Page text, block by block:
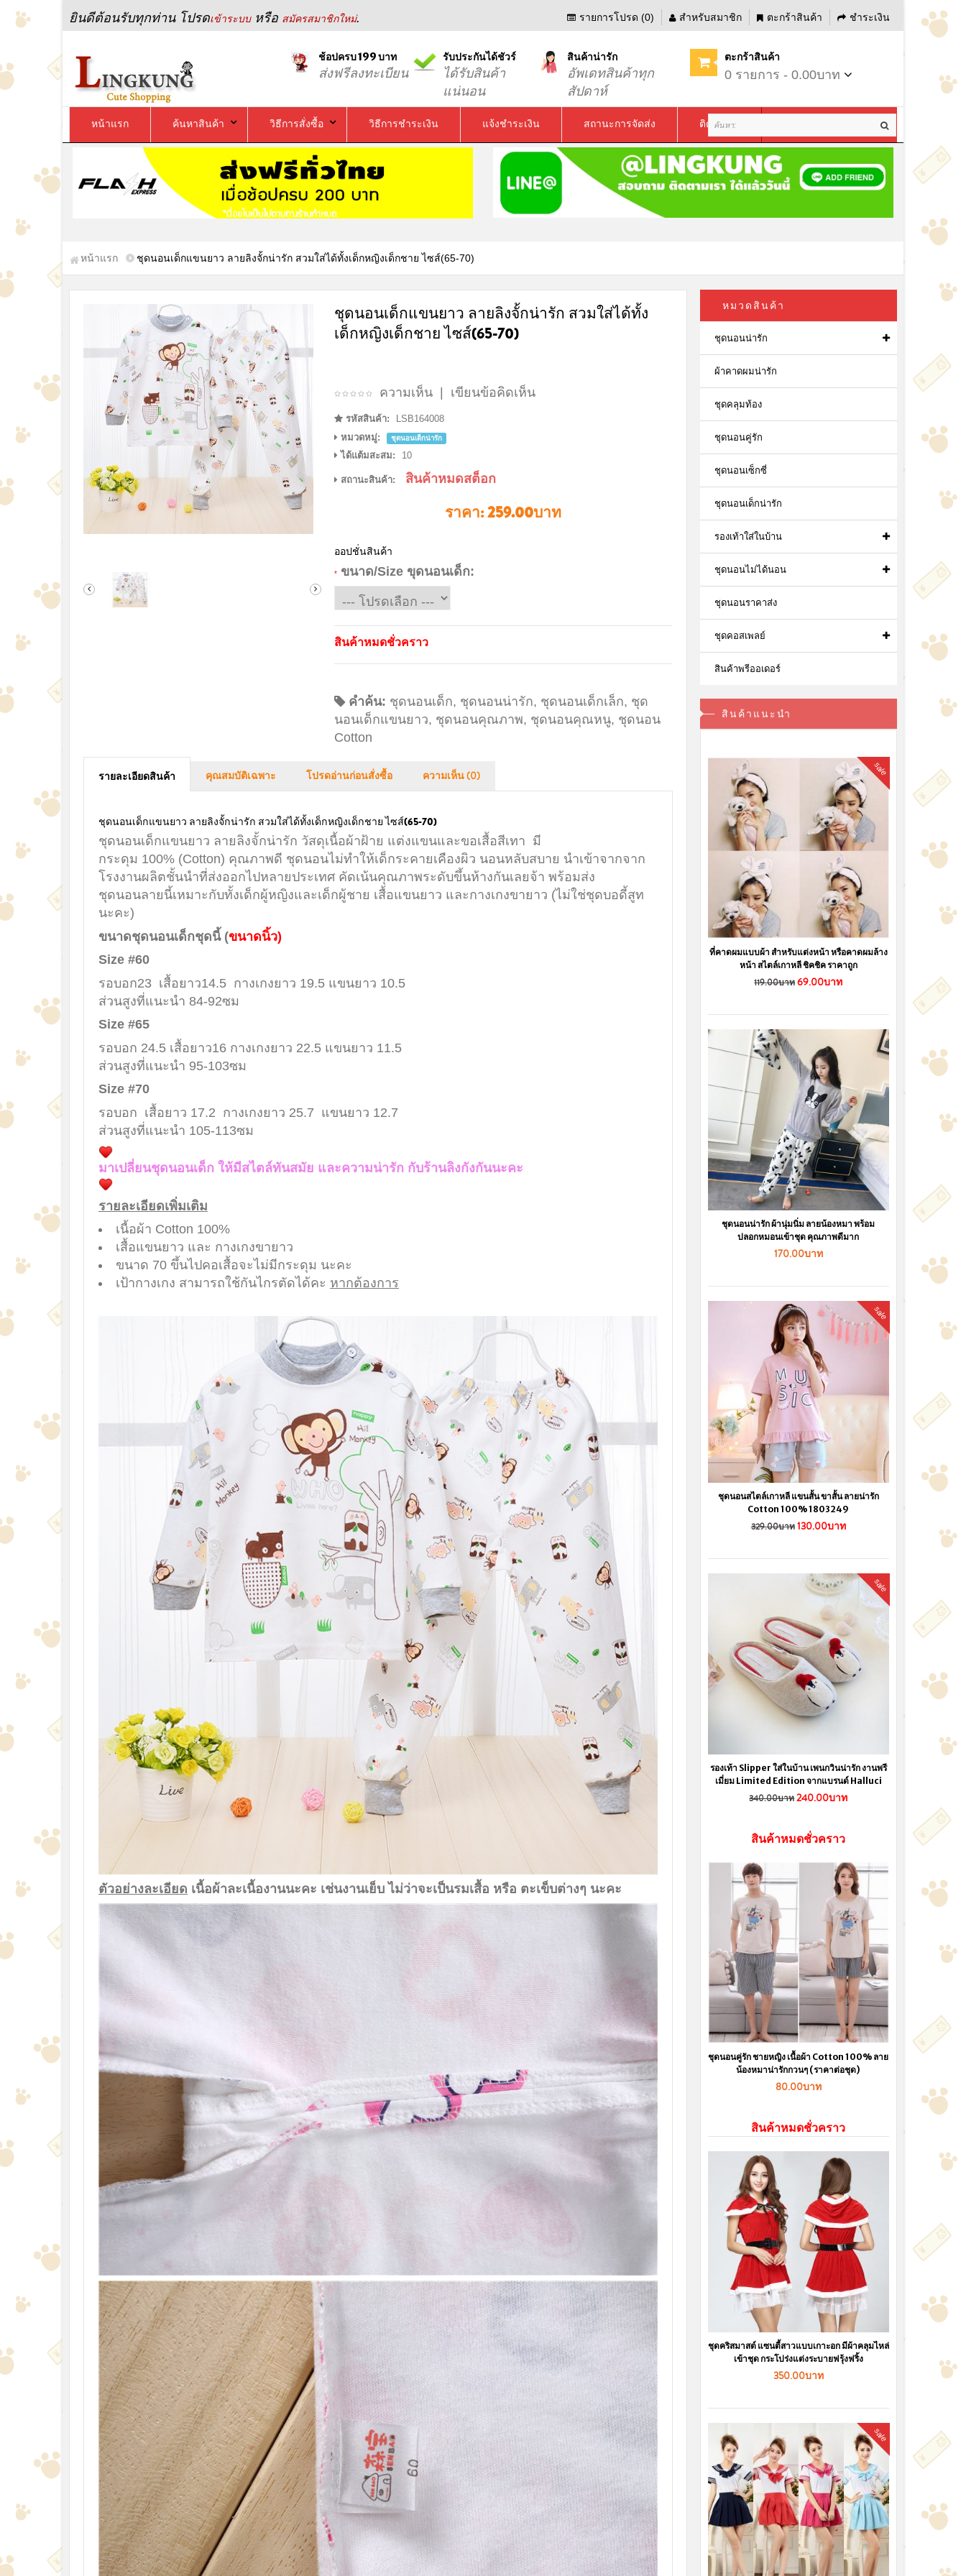
ยินดีต้อนรับทุกท่าน โปรดเข้าระบบหรือ สมัครสมาชิกใหม่. รายการโปรด (0) สำหรับสมาชิก ตะกร้าสินค้า ชำระเงิน
ช้อปครบ 199 บาท
ส่งฟรีลงทะเบียน
รับประกันได้ชัวร์
ได้รับสินค้า
แน่นอน
สินค้าน่ารัก
อัพเดทสินค้าทุก
สัปดาห์
ตะกร้าสินค้า
0 รายการ - 0.00บาท
หน้าแรก ค้นหาสินค้า วิธีการสั่งซื้อ วิธีการชำระเงิน แจ้งชำระเงิน สถานะการจัดส่ง ติดต่อเรา
หน้าแรก ชุดนอนเด็กแขนยาว ลายลิงจั้กน่ารัก สวมใส่ได้ทั้งเด็กหญิงเด็กชาย ไซส์(65-70)
ชุดนอนเด็กแขนยาว ลายลิงจั้กน่ารัก สวมใส่ได้ทั้ง
เด็กหญิงเด็กชาย ไซส์(65-70)
ความเห็น| เขียนข้อคิดเห็น
รหัสสินค้า:
LSB164008
หมวดหมู่:
ชุดนอนเด็กน่ารัก
ได้แต้มสะสม: 10
สถานะสินค้า: สินค้าหมดสต็อก
ราคา:259.00บาท
ออปชั่นสินค้า
* ขนาด/Size ขุดนอนเด็ก:
สินค้าหมดชั่วคราว
คำค้น: ชุดนอนเด็ก, ชุดนอนน่ารัก, ชุดนอนเด็กเล็ก, ชุด
นอนเด็กแขนยาว, ชุดนอนคุณภาพ, ชุดนอนคุณหนู, ชุดนอน
Cotton
รายละเอียดสินค้า คุณสมบัติเฉพาะ โปรดอ่านก่อนสั่งซื้อ ความเห็น (0)
ชุดนอนเด็กแขนยาว ลายลิงจั้กน่ารัก สวมใส่ได้ทั้งเด็กหญิงเด็กชาย ไซส์(65-70)
ชุดนอนเด็กแขนยาว ลายลิงจั้กน่ารัก วัสดุเนื้อผ้าฝ้าย แต่งแขนและขอเสื้อสีเทา มี
กระดุม 100% (Cotton) คุณภาพดี ชุดนอนไม่ทำให้เด็กระคายเคืองผิว นอนหลับสบาย นำเข้าจากจาก
โรงงานผลิตชั้นนำที่ส่งออกไปหลายประเทศ คัดเน้นคุณภาพระดับขึ้นห้างกันเลยจ้า พร้อมส่ง
ชุดนอนลายนี้เหมาะกับทั้งเด็กผู้หญิงและเด็กผู้ชาย เสื้อแขนยาว และกางเกงขายาว (ไม่ใช่ชุดบอดี้สูท
นะคะ)
ขนาดชุดนอนเด็กชุดนี้ (ขนาดนิ้ว)
Size #60
รอบอก23 เสื้อยาว14.5 กางเกงยาว 19.5 แขนยาว 10.5
ส่วนสูงที่แนะนำ 84-92ซม
Size #65
รอบอก 24.5 เสื้อยาว16 กางเกงยาว 22.5 แขนยาว 11.5
ส่วนสูงที่แนะนำ 95-103ซม
Size #70
รอบอก เสื้อยาว 17.2 กางเกงยาว 25.7 แขนยาว 12.7
ส่วนสูงที่แนะนำ 105-113ซม
มาเปลี่ยนชุดนอนเด็ก ให้มีสไตล์ทันสมัย และความน่ารัก กับร้านลิงกังกันนะคะ
รายละเอียดเพิ่มเติม
เนื้อผ้า Cotton 100%
เสื้อแขนยาว และ กางเกงขายาว
ขนาด 70 ขึ้นไปคอเสื้อจะไม่มีกระดุม นะคะ
เป้ากางเกง สามารถใช้กันไกรตัดได้คะ หากต้องการ
ตัวอย่างละเอียด เนื้อผ้าละเนื้องานนะคะ เช่นงานเย็บ ไม่ว่าจะเป็นรมเสื้อ หรือ ตะเข็บต่างๆ นะคะ
หมวดสินค้า
ชุดนอนน่ารัก
ผ้าคาดผมน่ารัก
ชุดคลุมท้อง
ชุดนอนคู่รัก
ชุดนอนเซ็กซี่
ชุดนอนเด็กน่ารัก
รองเท้าใส่ในบ้าน
ชุดนอนไม่ได้นอน
ชุดนอนราคาส่ง
ชุดคอสเพลย์
สินค้าพรีออเดอร์
สินค้าแนะนำ
sale
ที่คาดผมแบบผ้า สำหรับแต่งหน้า หรือคาดผมล้าง
หน้า สไตล์เกาหลี ชิคชิค ราคาถูก
119.00บาท69.00บาท
ชุดนอนน่ารัก ผ้านุ่มนิ่ม ลายน้องหมา พร้อม
ปลอกหมอนเข้าชุด คุณภาพดีมาก
170.00บาท
sale
ชุดนอนสไตล์เกาหลี แขนสั้น ขาสั้น ลายน่ารัก
Cotton 100% 1803249
329.00บาท130.00บาท
sale
รองเท้า Slipper ใส่ในบ้าน เพนกวินน่ารัก งานพรี
เมี่ยม Limited Edition จากแบรนด์ Halluci
340.00บาท240.00บาท
สินค้าหมดชั่วคราว
ชุดนอนคู่รัก ชายหญิง เนื้อผ้า Cotton 100% ลาย
น้องหมาน่ารักกวนๆ (ราคาต่อชุด)
80.00บาท
สินค้าหมดชั่วคราว
ชุดคริสมาสต์ แซนตี้สาวแบบเกาะอก มีผ้าคลุมไหล่
เข้าชุด กระโปร่งแต่งระบายฟรุ้งฟริ้ง
350.00บาท
sale